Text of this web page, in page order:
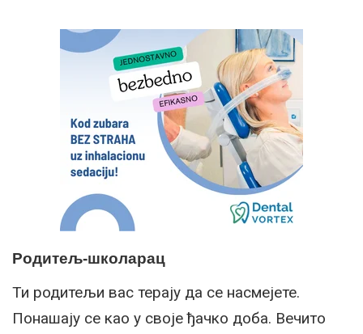
Родитељ-школарац
Ти родитељи вас терају да се насмејете.
Понашају се као у своје ђачко доба. Вечито